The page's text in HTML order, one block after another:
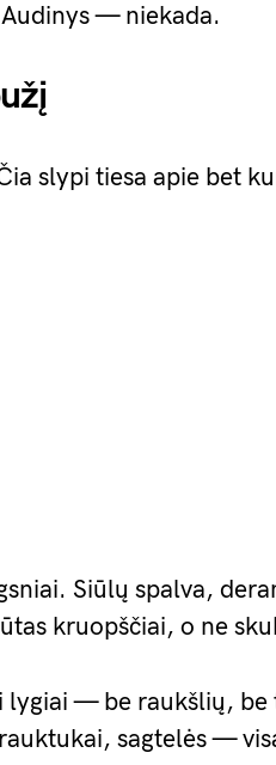
— niekada.
slypi tiesa apie bet
Siūlų spalva,
kruopščiai, o ne
lygiai — be raukšlių, be
sagtelės —